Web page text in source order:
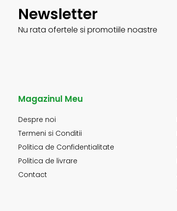
Newsletter
Nu rata ofertele si promotiile noastre
Magazinul Meu
Despre noi
Termeni si Conditii
Politica de Confidentialitate
Politica de livrare
Contact